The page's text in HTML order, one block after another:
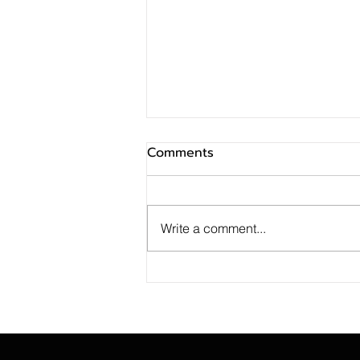
ธุรกิจส่งออกทุเรียนไทยโตสวน
Comments
Write a comment...